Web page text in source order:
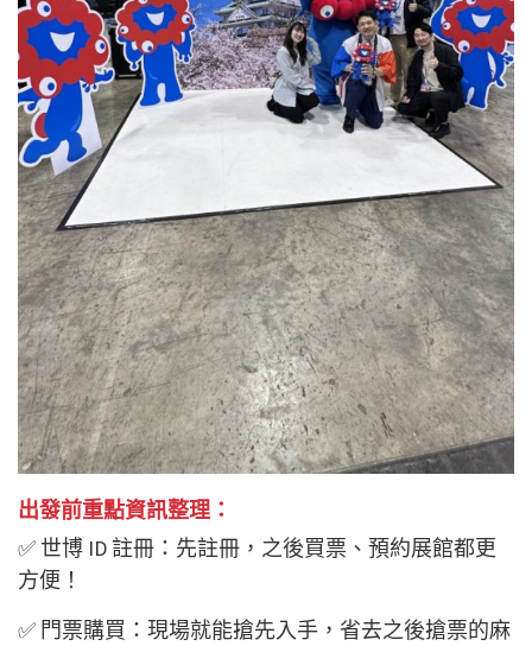
出發前重點資訊整理：
✅ 世博 ID 註冊：先註冊，之後買票、預約展館都更
方便！
✅ 門票購買：現場就能搶先入手，省去之後搶票的麻